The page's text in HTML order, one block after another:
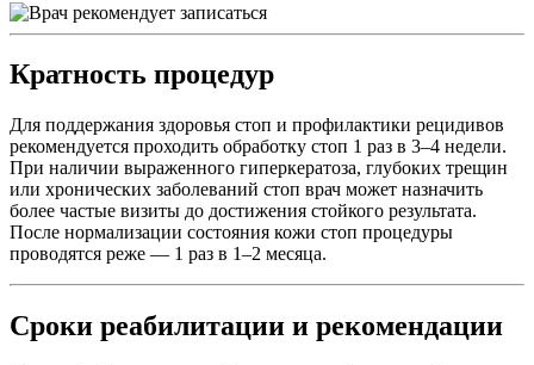
Кратность процедур
Для поддержания здоровья стоп и профилактики рецидивов
рекомендуется проходить обработку стоп 1 раз в 3–4 недели.
При наличии выраженного гиперкератоза, глубоких трещин
или хронических заболеваний стоп врач может назначить
более частые визиты до достижения стойкого результата.
После нормализации состояния кожи стоп процедуры
проводятся реже — 1 раз в 1–2 месяца.
Сроки реабилитации и рекомендации